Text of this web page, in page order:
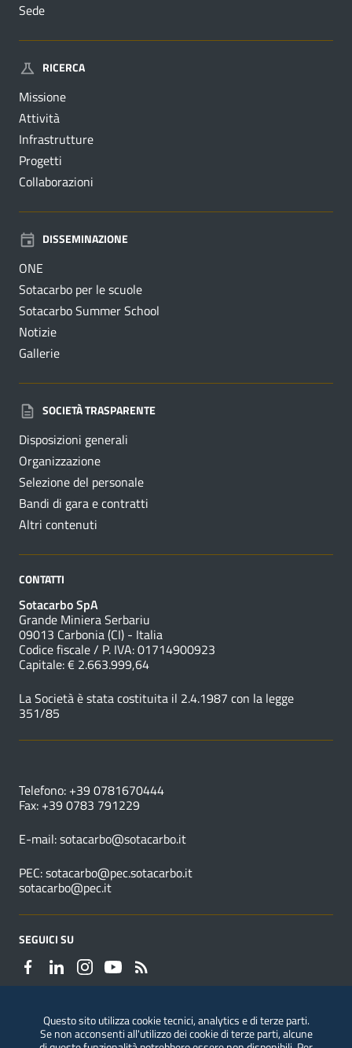
Sede
RICERCA
Missione
Attività
Infrastrutture
Progetti
Collaborazioni
DISSEMINAZIONE
ONE
Sotacarbo per le scuole
Sotacarbo Summer School
Notizie
Gallerie
SOCIETÀ TRASPARENTE
Disposizioni generali
Organizzazione
Selezione del personale
Bandi di gara e contratti
Altri contenuti
CONTATTI
Sotacarbo SpA
Grande Miniera Serbariu
09013 Carbonia (CI) - Italia
Codice fiscale / P. IVA: 01714900923
Capitale: € 2.663.999,64
La Società è stata costituita il 2.4.1987 con la legge
351/85
Telefono: +39 0781670444
Fax: +39 0783 791229
E-mail:sotacarbo@sotacarbo.it
PEC:sotacarbo@pec.sotacarbo.it
sotacarbo@pec.it
SEGUICI SU
Segnalazioni di illeciti
Questo sito utilizza cookie tecnici, analytics e di terze parti.
Se non acconsenti all'utilizzo dei cookie di terze parti, alcune